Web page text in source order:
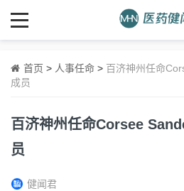
首页 > 人事任命 > 百济神州任命
成员
百济神州任命Corsee
员
健闻君